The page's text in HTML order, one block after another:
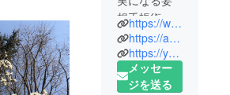
想手帳術
✒️思い通り
の人生が手
に入る！
🔷オリジナ
https://www.jtna.info/
https://ameblo.jp/shiotsukisaeko/
https://youtu.be/bi0WhL9c_CQ
メッセー
ジを送る